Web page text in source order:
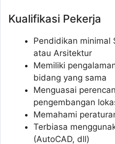
Kualifikasi Pekerja
Pendidikan minimal
atau Arsitektur
Memiliki
bidang yang sama
Menguasai
pengembangan
Memahami
Terbiasa
(AutoCAD, dll)